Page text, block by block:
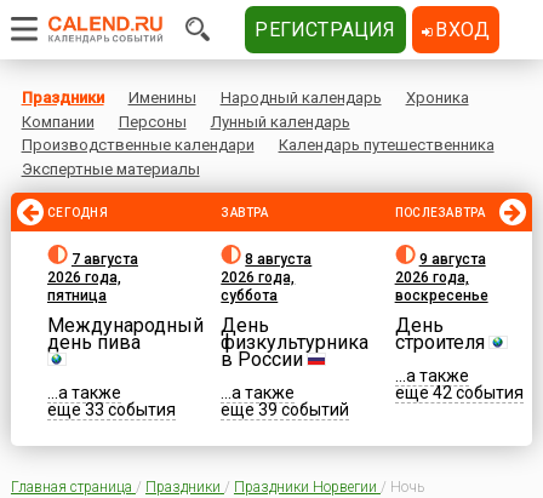
Праздники Именины Народный календарь
Хроника
Компании
Персоны
Лунный календарь
Производственные календари
Календарь путешественника
Экспертные материалы
СЕГОДНЯ
7 августа
2026 года,
пятница
Международный
день пива
...а также
еще 33 события
ЗАВТРА
8 августа
2026 года,
суббота
День
физкультурника
в России
...а также
еще 39 событий
ПОСЛЕЗАВТРА
9 августа
2026 года,
воскресенье
День
строителя
...а также
еще 42 события
Главная страница / Праздники / Праздники Норвегии / Ночь
РЕГИСТРАЦИЯ ВХОД